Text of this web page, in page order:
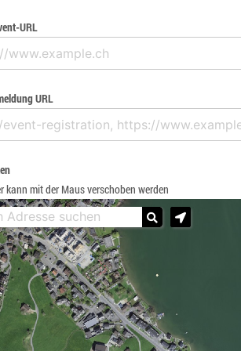
URL
URL
kann mit der Maus verschoben werden